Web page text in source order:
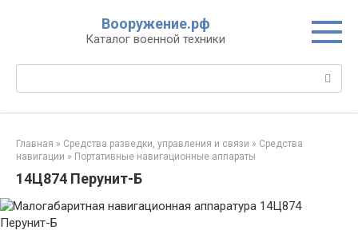
Вооружение.рф
Каталог военной техники
Поиск:
Главная » Средства разведки, управления и связи » Средства
навигации » Портативные навигационные аппараты
14Ц874 Перунит-Б